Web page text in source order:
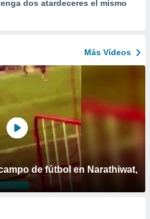
dos atardeceres el mismo
Más Vídeos
de fútbol en Narathiwat,